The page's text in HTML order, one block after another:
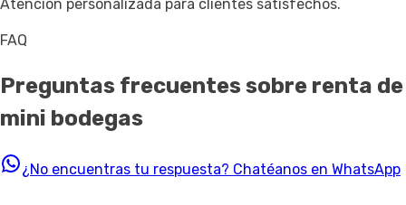
Atención personalizada para clientes satisfechos.
FAQ
Preguntas frecuentes sobre renta de
mini bodegas
¿No encuentras tu respuesta? Chatéanos en WhatsApp